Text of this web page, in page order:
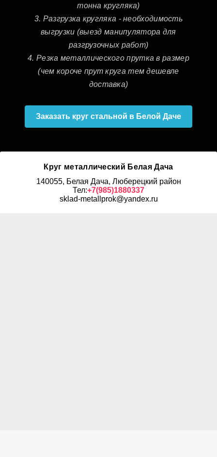
тонна кругляка)
3. Разгрузка кругляка - необходимость
выгрузки (выезд манипулятора для
разгрузочных работ)
4. Резка металлического прутка в размер
(чем короче прут круга тем дешевле
доставка)
Заказать круг стальной в Белой Даче
Круг металлический Белая Дача
140055, Белая Дача, Люберецкий район
Тел:+7(985)1880337
sklad-metallprok@yandex.ru